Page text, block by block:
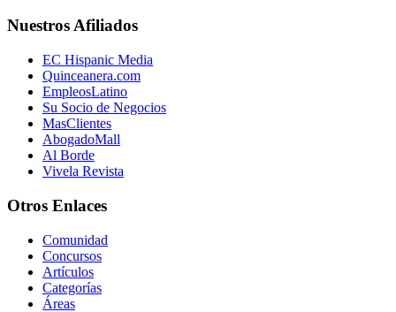
Nuestros Afiliados
EC Hispanic Media
Quinceanera.com
EmpleosLatino
Su Socio de Negocios
MasClientes
AbogadoMall
Al Borde
Vivela Revista
Otros Enlaces
Comunidad
Concursos
Artículos
Categorías
Áreas